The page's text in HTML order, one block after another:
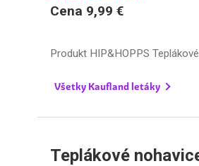
Cena 9,99 €
Produkt HIP&HOPPS
Všetky Kaufland letáky
Teplákové